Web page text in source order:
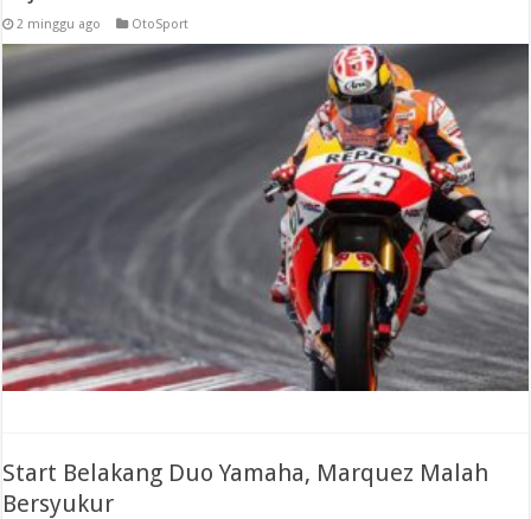
2 minggu ago OtoSport
Start Belakang Duo Yamaha, Marquez Malah
Bersyukur